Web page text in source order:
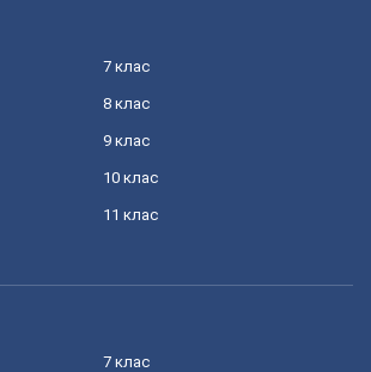
7 клас
8 клас
9 клас
10 клас
11 клас
7 клас